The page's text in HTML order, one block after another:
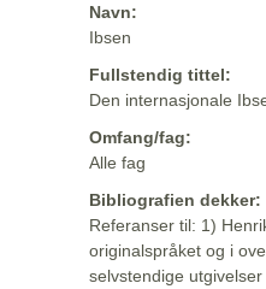
Navn:
Ibsen
Fullstendig tittel:
Den internasjonale
Omfang/fag:
Alle fag
Bibliografien dekker:
Referanser til: 1)
originalspråket og i
selvstendige